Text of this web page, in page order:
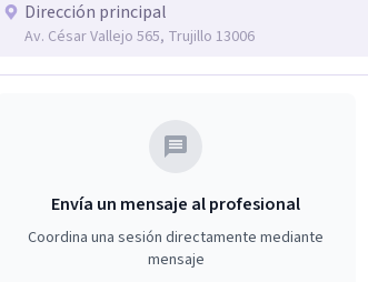
Dirección principal
Av. César Vallejo 565, Trujillo 13006
Envía un mensaje al profesional
Coordina una sesión directamente mediante
mensaje